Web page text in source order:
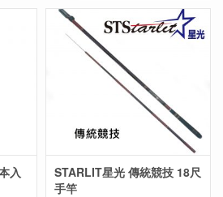
入
STARLIT星光 傳統競技 18尺
手竿